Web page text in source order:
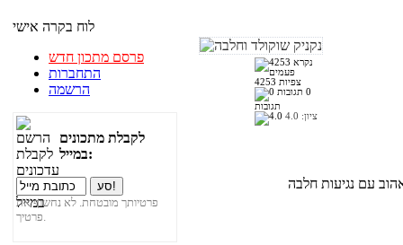
לוח בקרה אישי
פרסם מתכון חדש
התחברות
הרשמה
לקבלת מתכונים
במייל:
פרטיותך מובטחת. לא נחשוף את
פרטיך.
4253 צפיות
0
תגובות
ציון: 4.0